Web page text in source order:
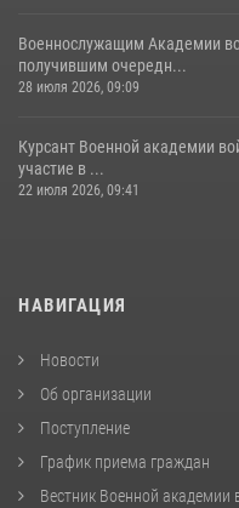
Военнослужащим Академии
получившим очередн...
28 июля 2026, 09:09
Курсант Военной академии
участие в ...
22 июля 2026, 09:41
НАВИГАЦИЯ
Новости
Об организации
Поступление
График приема граждан
Вестник Военной академии